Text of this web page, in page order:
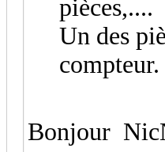
pièces,....
Un des
compteur.
Bonjour